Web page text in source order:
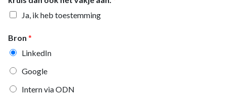
Ja, ik heb toestemming
Bron *
LinkedIn
Google
Intern via ODN